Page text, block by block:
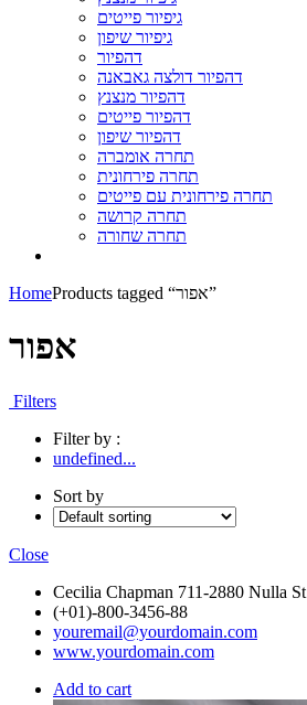
גיפיור פייטים
גיפיור שיפון
דהפיור
דהפיור דולצה גאבאנה
דהפיור מנצנץ
דהפיור פייטים
דהפיור שיפון
תחרה אומברה
תחרה פירחונית
תחרה פירחונית עם פייטים
תחרה קרושה
תחרה שחורה
Home Products tagged “אפור”
אפור
Filters
Filter by :
undefined...
Sort by
Close
Cecilia Chapman 711-2880 Nulla St
(+01)-800-3456-88
youremail@yourdomain.com
www.yourdomain.com
Add to cart